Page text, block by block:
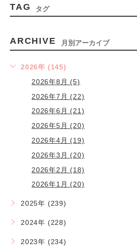
TAG タグ
ARCHIVE 月別アーカイブ
2026年 (145)
2026年8月 (5)
2026年7月 (22)
2026年6月 (21)
2026年5月 (20)
2026年4月 (19)
2026年3月 (20)
2026年2月 (18)
2026年1月 (20)
2025年 (239)
2024年 (228)
2023年 (234)